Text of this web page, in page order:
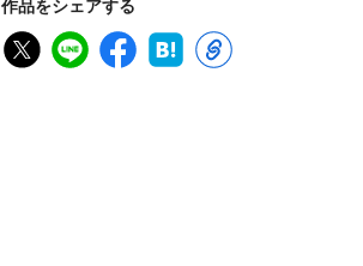
作品をシェアする